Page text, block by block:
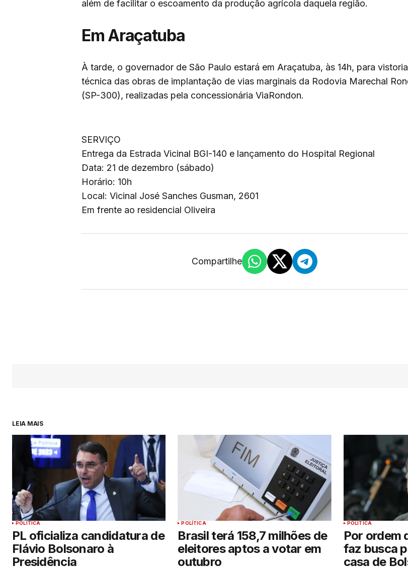
além de facilitar o escoamento da produção agrícola daquela região.
Em Araçatuba
À tarde, o governador de São Paulo estará em Araçatuba, às 14h, para vistoria
técnica das obras de implantação de vias marginais da Rodovia Marechal
(SP-300), realizadas pela concessionária ViaRondon.
SERVIÇO
Entrega da Estrada Vicinal BGI-140 e lançamento do Hospital Regional
Data: 21 de dezembro (sábado)
Horário: 10h
Local: Vicinal José Sanches Gusman, 2601
Em frente ao residencial Oliveira
Compartilhe
LEIA MAIS
POLÍTICA
PL oficializa candidatura de
Flávio Bolsonaro à
Presidência
POLÍTICA
Brasil terá 158,7 milhões de
eleitores aptos a votar em
outubro
POLÍTICA
Por ordem
faz busca
casa de